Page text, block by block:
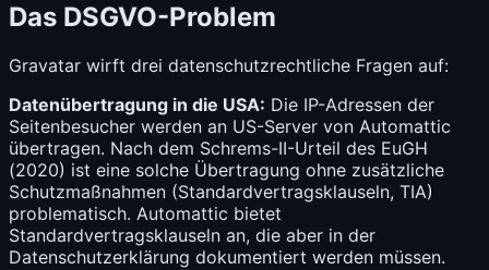
Das DSGVO-Problem
Gravatar wirft drei datenschutzrechtliche Fragen auf:
Datenübertragung in die USA: Die IP-Adressen der
Seitenbesucher werden an US-Server von Automattic
übertragen. Nach dem Schrems-II-Urteil des EuGH
(2020) ist eine solche Übertragung ohne zusätzliche
Schutzmaßnahmen (Standardvertragsklauseln, TIA)
problematisch. Automattic bietet
Standardvertragsklauseln an, die aber in der
Datenschutzerklärung dokumentiert werden müssen.